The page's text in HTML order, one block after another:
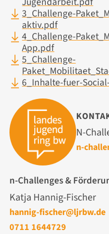
N-
n-
n-Challenges &
Katja Hannig-Fischer
hannig-fischer@ljrbw.de
0711 1644729
3_Challenge-
aktiv.pdf
4_Challenge-
App.pdf
5_Challenge-
6_Inhalte-fuer-